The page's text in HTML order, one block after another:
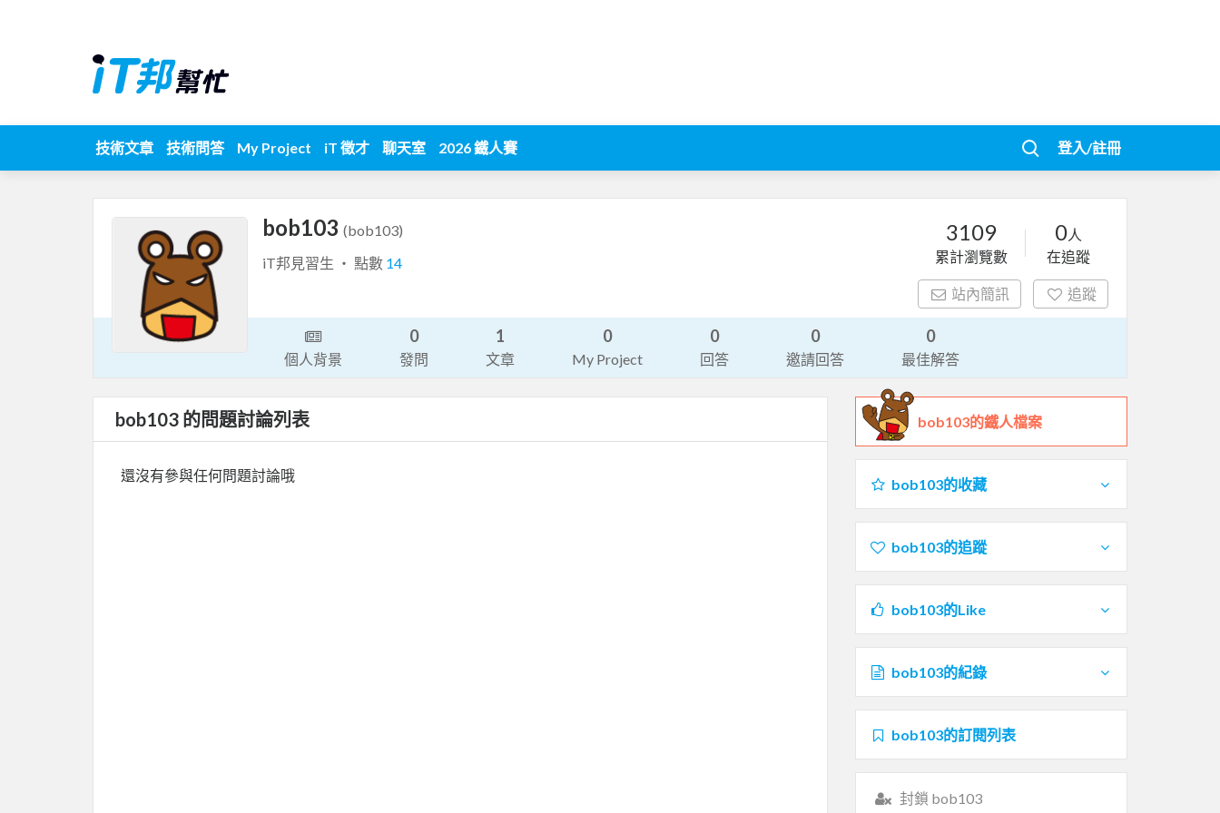
技術文章 技術問答 My Project iT 徵才 聊天室 2026 鐵人賽 登入/註冊
bob103 (bob103)
iT邦見習生 ‧ 點數 14
3109
累計瀏覽數
0人
在追蹤
站內簡訊 追蹤
個人背景
0
發問
1
文章
0
My Project
0
回答
0
邀請回答
0
最佳解答
bob103 的問題討論列表
還沒有參與任何問題討論哦
bob103的鐵人檔案
bob103的收藏
bob103的追蹤
bob103的Like
bob103的紀錄
bob103的訂閱列表
封鎖 bob103